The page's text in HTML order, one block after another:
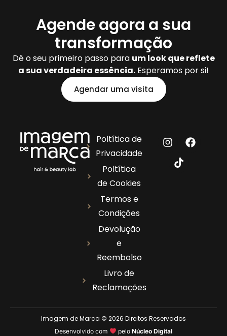
Agende agora a sua
transformação
Dê o seu primeiro passo para um look que reflete
a sua verdadeira essência. Esperamos por si!
Agendar uma visita
Poltítica de
Privacidade
Poltítica
de Cookies
Termos e
Condições
Devolução
e
Reembolso
Livro de
Reclamações
Imagem de Marca © 2026 Direitos Reservados
Desenvolvido com pelo Núcleo Digital